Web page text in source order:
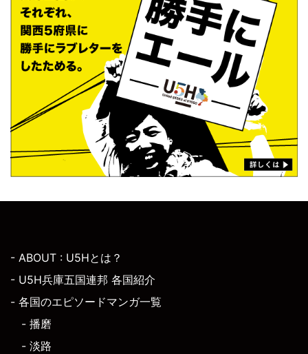
- ABOUT : U5Hとは？
- U5H兵庫五国連邦 各国紹介
- 各国のエピソードマンガ一覧
- 播磨
- 淡路